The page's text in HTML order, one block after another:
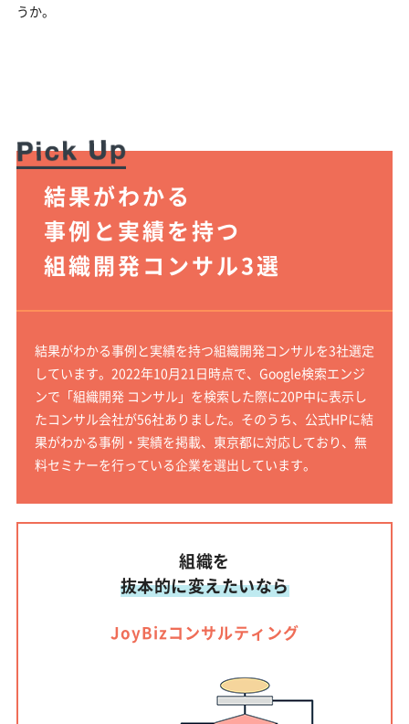
うか。
結果がわかる
事例と実績を持つ
組織開発コンサル3選
結果がわかる事例と実績を持つ組織開発コンサルを3社選定
しています。2022年10月21日時点で、Google検索エンジ
ンで「組織開発 コンサル」を検索した際に20P中に表示し
たコンサル会社が56社ありました。そのうち、公式HPに結
果がわかる事例・実績を掲載、東京都に対応しており、無
料セミナーを行っている企業を選出しています。
組織を
抜本的に変えたいなら
JoyBizコンサルティング